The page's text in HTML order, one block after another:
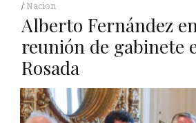
Nacion
Alberto Fernández
reunión de gabinete
Rosada